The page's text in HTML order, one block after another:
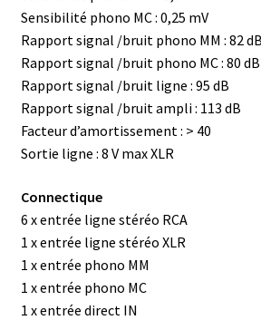
Sensibilité phono MC : 0,25 mV
Rapport signal /bruit phono MM : 82 dB
Rapport signal /bruit phono MC : 80 dB
Rapport signal /bruit ligne : 95 dB
Rapport signal /bruit ampli : 113 dB
Facteur d’amortissement : > 40
Sortie ligne : 8 V max XLR
Connectique
6 x entrée ligne stéréo RCA
1 x entrée ligne stéréo XLR
1 x entrée phono MM
1 x entrée phono MC
1 x entrée direct IN